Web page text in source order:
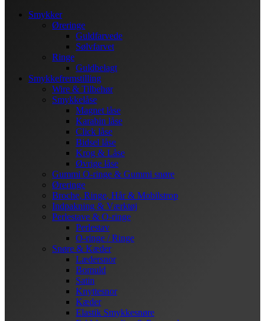
Smykker
Øreringe
Guldfarvede
Sølvfarvet
Ringe
Guldbelagt
Smykkefremstilling
Wire & Tilbehør
Smykkelåse
Magnet låse
Karabin låse
Click låse
Bidsel låse
Krog & Låse
Øvrige låse
Gummi O-ringe & Gummi snøre
Øreringe
Broche, Ringe, Hår & Mobilstrop
Indpakning & Værktøj
Perlestave & O-ringe
Perlestav
O-ringe / Ringe
Snøre & Kæder
Lædersnor
Bomuld
Satin
Knyttesnor
Kæder
Elastik Smykkesnøre